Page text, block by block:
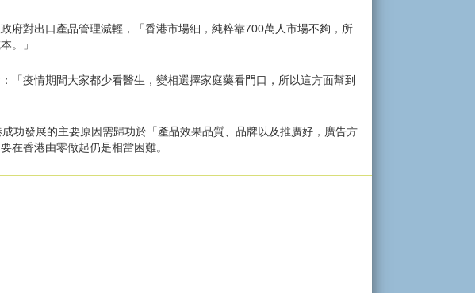
府對出口產品管理減輕，「香港市場細，純粹靠700萬人市場不夠，所
。」
「疫情期間大家都少看醫生，變相選擇家庭藥看門口，所以這方面幫到
功發展的主要原因需歸功於「產品效果品質、品牌以及推廣好，廣告方
在香港由零做起仍是相當困難。